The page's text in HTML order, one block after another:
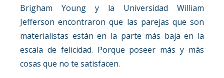
Brigham Young y la Universidad William
Jefferson encontraron que las parejas que son
materialistas están en la parte más baja en la
escala de felicidad. Porque poseer más y más
cosas que no te satisfacen.